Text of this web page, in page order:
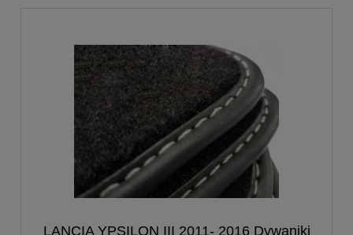
LANCIA YPSILON III 2011- 2016 Dywaniki